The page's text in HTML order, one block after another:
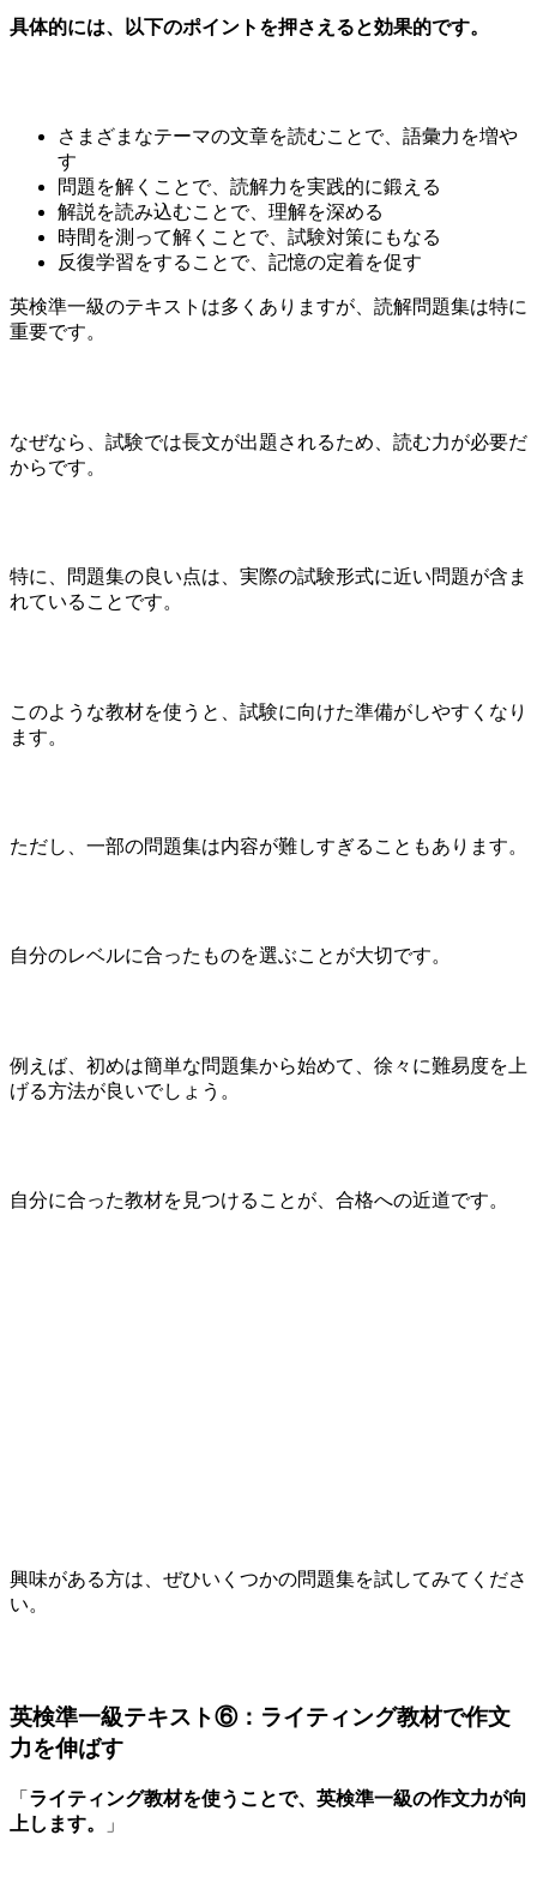
具体的には、以下のポイントを押さえると効果的です。
さまざまなテーマの文章を読むことで、語彙力を増や
す
問題を解くことで、読解力を実践的に鍛える
解説を読み込むことで、理解を深める
時間を測って解くことで、試験対策にもなる
反復学習をすることで、記憶の定着を促す
英検準一級のテキストは多くありますが、読解問題集は特に
重要です。
なぜなら、試験では長文が出題されるため、読む力が必要だ
からです。
特に、問題集の良い点は、実際の試験形式に近い問題が含ま
れていることです。
このような教材を使うと、試験に向けた準備がしやすくなり
ます。
ただし、一部の問題集は内容が難しすぎることもあります。
自分のレベルに合ったものを選ぶことが大切です。
例えば、初めは簡単な問題集から始めて、徐々に難易度を上
げる方法が良いでしょう。
自分に合った教材を見つけることが、合格への近道です。
興味がある方は、ぜひいくつかの問題集を試してみてくださ
い。
英検準一級テキスト⑥：ライティング教材で作文
力を伸ばす
「 ライティング教材を使うことで、英検準一級の作文力が向
上します。
」